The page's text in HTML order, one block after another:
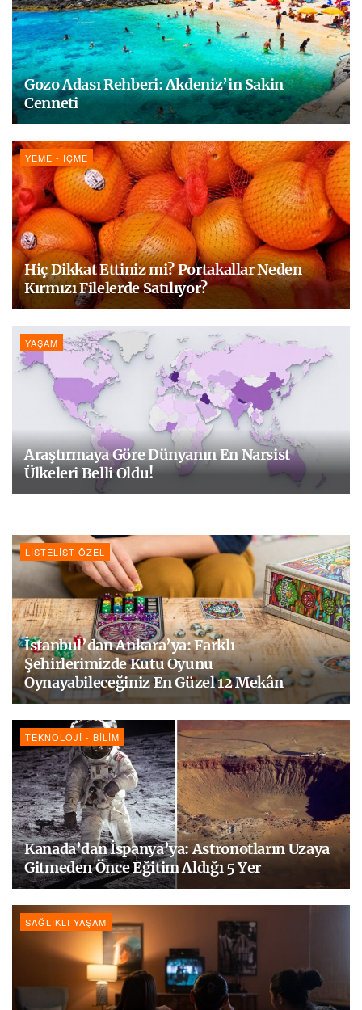
Gozo Adası Rehberi: Akdeniz’in Sakin
Cenneti
YEME - İÇME
Hiç Dikkat Ettiniz mi? Portakallar Neden
Kırmızı Filelerde Satılıyor?
YAŞAM
Araştırmaya Göre Dünyanın En Narsist
Ülkeleri Belli Oldu!
LISTELIST ÖZEL
İstanbul’dan Ankara’ya: Farklı
Şehirlerimizde Kutu Oyunu
Oynayabileceğiniz En Güzel 12 Mekân
TEKNOLOJI - BILIM
Kanada’dan İspanya’ya: Astronotların Uzaya
Gitmeden Önce Eğitim Aldığı 5 Yer
SAĞLIKLI YAŞAM